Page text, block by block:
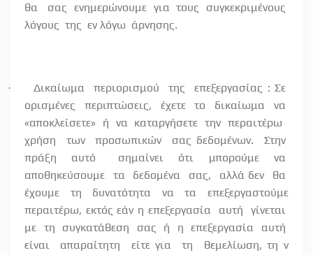
θα
σας ενημερώνουμε για τους
συγκεκριμένους
λόγους της εν λόγω άρνησης.
· Δικαίωμα περιορισμού της
επεξεργασίας : Σε
ορισμένες
περιπτώσεις, έχετε το δικαίωμα
να
«αποκλείσετε»
ή να καταργήσετε την περαιτέρω
χρήση
των προσωπικών σας δεδομένων.
Στην
πράξη
αυτό σημαίνει ότι μπορούμε
να
αποθηκεύσουμε
τα δεδομένα σας, αλλά δεν
θα
έχουμε
τη δυνατότητα να τα
επεξεργαστούμε
περαιτέρω, εκτός εάν η επεξεργασία
αυτή
γίνεται
με τη συγκατάθεση σας ή η επεξεργασία
αυτή
είναι
απαραίτητη είτε για τη
θεμελίωση, τη ν